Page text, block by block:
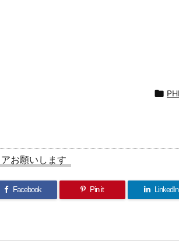

お願いします
Facebook Pin it LinkedIn